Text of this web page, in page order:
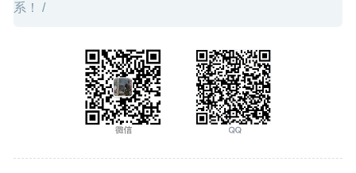
系！ /